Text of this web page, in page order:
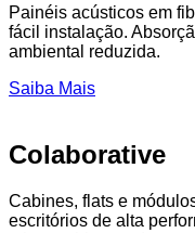
Painéis acústicos em
fácil instalação.
ambiental reduzida.
Saiba Mais
Colaborative
Cabines, flats e
escritórios de alta